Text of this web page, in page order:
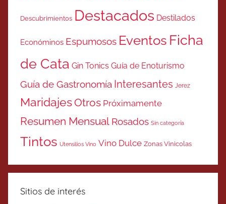
Descubrimientos Destacados Destilados
Económinos Espumosos Eventos Ficha
de Cata Gin Tonics Guía de Enoturismo
Guía de Gastronomía Interesantes Jerez
MaridajesOtros Próximamente
Resumen Mensual Rosados Sin categoría
Tintos Utensilios Vino Vino Dulce Zonas Vinicolas
Sitios de interés